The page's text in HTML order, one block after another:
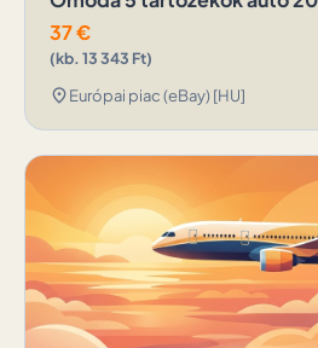
37€
(kb. 13 343 Ft)
location_onEurópai piac (eBay) [HU]